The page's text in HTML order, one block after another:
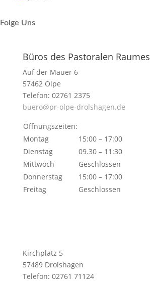
Folge Uns
Büros des Pastoralen Raumes
Auf der Mauer 6
57462 Olpe
Telefon: 02761 2375
buero@pr-olpe-drolshagen.de
Öffnungszeiten:
Montag
15:00 – 17:00
Dienstag
09.30 – 11:30
Mittwoch
Geschlossen
Donnerstag
15:00 – 17:00
Freitag
Geschlossen
Kirchplatz 5
57489 Drolshagen
Telefon: 02761 71124